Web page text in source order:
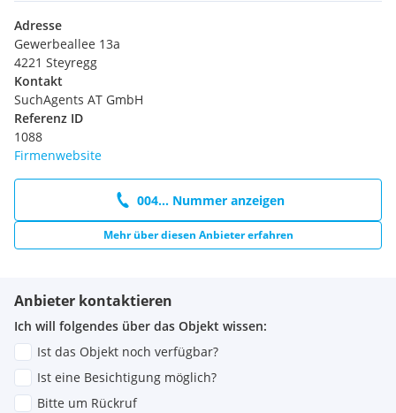
Adresse
Gewerbeallee 13a
4221 Steyregg
Kontakt
SuchAgents AT GmbH
Referenz ID
1088
Firmenwebsite
004... Nummer anzeigen
Mehr über diesen Anbieter erfahren
Anbieter kontaktieren
Ich will folgendes über das Objekt wissen:
Ist das Objekt noch verfügbar?
Ist eine Besichtigung möglich?
Bitte um Rückruf